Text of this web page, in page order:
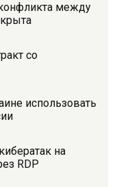
между
со
использовать
на
RDP